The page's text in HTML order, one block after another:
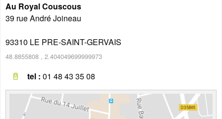
Au Royal Couscous
39 rue André Joineau
93310 LE PRE-SAINT-GERVAIS
48.8855808 , 2.404049699999973
tel : 01 48 43 35 08